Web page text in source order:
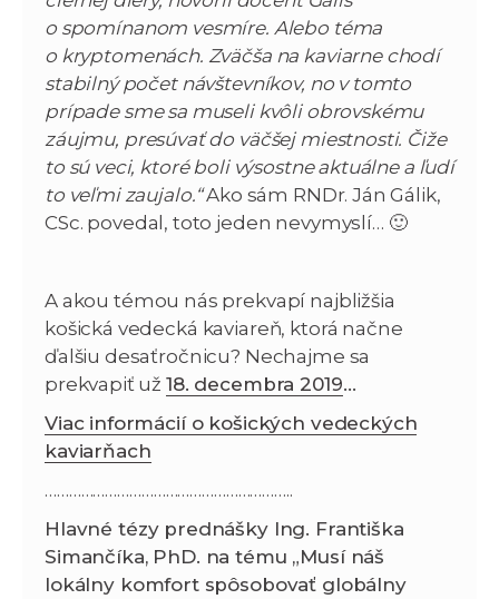
o spomínanom vesmíre. Alebo téma
o kryptomenách. Zväčša na kaviarne chodí
stabilný počet návštevníkov, no v tomto
prípade sme sa museli kvôli obrovskému
záujmu, presúvať do väčšej miestnosti. Čiže
to sú veci, ktoré boli výsostne aktuálne a ľudí
to veľmi zaujalo.“Ako sám RNDr. Ján Gálik,
CSc. povedal, toto jeden nevymyslí… 🙂
A akou témou nás prekvapí najbližšia
košická vedecká kaviareň, ktorá načne
ďalšiu desaťročnicu? Nechajme sa
prekvapiť už18. decembra 2019…
Viac informácií o košických vedeckých
kaviarňach
……………………………………………………..
Hlavné tézy prednášky Ing. Františka
Simančíka, PhD. na tému „Musí náš
lokálny komfort spôsobovať globálny